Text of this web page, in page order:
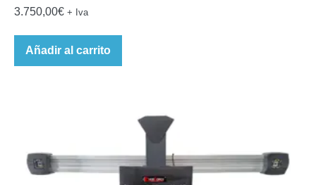
3.750,00€ + Iva
Añadir al carrito